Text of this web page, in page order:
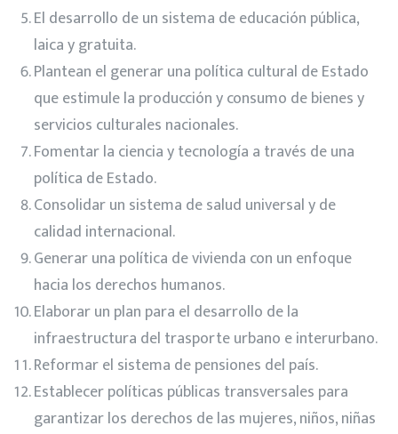
El desarrollo de un sistema de educación pública,
laica y gratuita.
Plantean el generar una política cultural de Estado
que estimule la producción y consumo de bienes y
servicios culturales nacionales.
Fomentar la ciencia y tecnología a través de una
política de Estado.
Consolidar un sistema de salud universal y de
calidad internacional.
Generar una política de vivienda con un enfoque
hacia los derechos humanos.
Elaborar un plan para el desarrollo de la
infraestructura del trasporte urbano e interurbano.
Reformar el sistema de pensiones del país.
Establecer políticas públicas transversales para
garantizar los derechos de las mujeres, niños, niñas